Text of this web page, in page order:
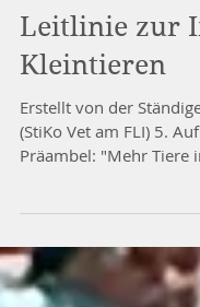
Leitlinie zur
Kleintieren
(StiKo Vet am FLI) 5.
Tier so...